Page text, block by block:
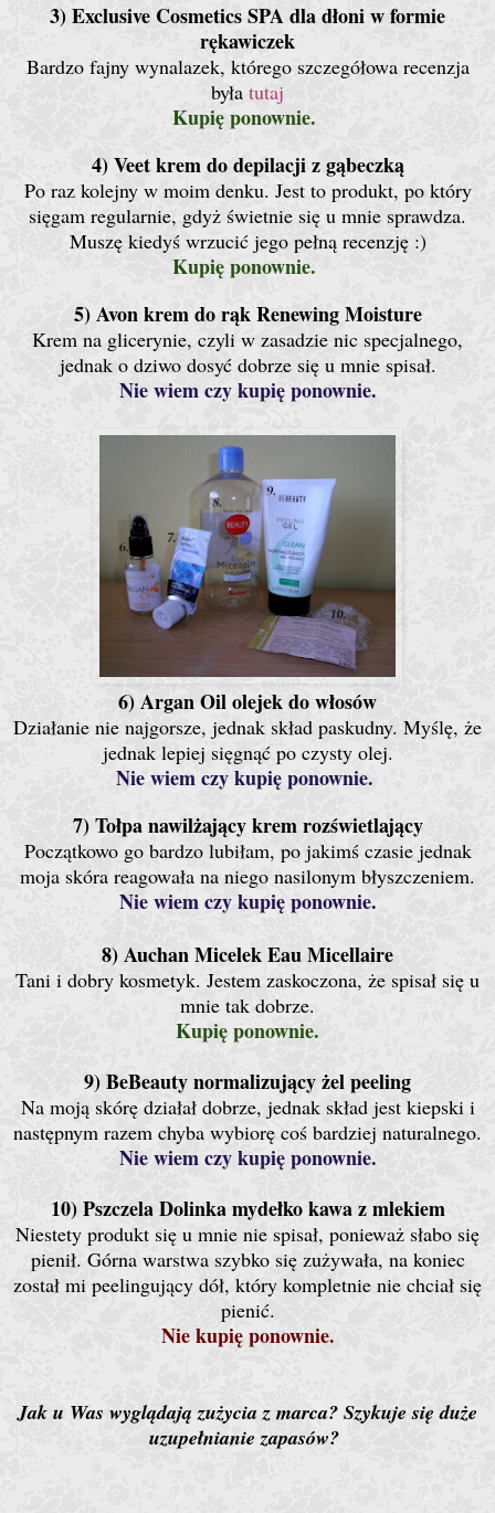
3) Exclusive Cosmetics SPA dla dłoni w formie
rękawiczek
Bardzo fajny wynalazek, którego szczegółowa recenzja
była tutaj
Kupię ponownie.
4) Veet krem do depilacji z gąbeczką
Po raz kolejny w moim denku. Jest to produkt, po który
sięgam regularnie, gdyż świetnie się u mnie sprawdza.
Muszę kiedyś wrzucić jego pełną recenzję :)
Kupię ponownie.
5) Avon krem do rąk Renewing Moisture
Krem na glicerynie, czyli w zasadzie nic specjalnego,
jednak o dziwo dosyć dobrze się u mnie spisał.
Nie wiem czy kupię ponownie.
6) Argan Oil olejek do włosów
Działanie nie najgorsze, jednak skład paskudny. Myślę, że
jednak lepiej sięgnąć po czysty olej.
Nie wiem czy kupię ponownie.
7) Tołpa nawilżający krem rozświetlający
Początkowo go bardzo lubiłam, po jakimś czasie jednak
moja skóra reagowała na niego nasilonym błyszczeniem.
Nie wiem czy kupię ponownie.
8) Auchan Micelek Eau Micellaire
Tani i dobry kosmetyk. Jestem zaskoczona, że spisał się u
mnie tak dobrze.
Kupię ponownie.
9) BeBeauty normalizujący żel peeling
Na moją skórę działał dobrze, jednak skład jest kiepski i
następnym razem chyba wybiorę coś bardziej naturalnego.
Nie wiem czy kupię ponownie.
10) Pszczela Dolinka mydełko kawa z mlekiem
Niestety produkt się u mnie nie spisał, ponieważ słabo się
pienił. Górna warstwa szybko się zużywała, na koniec
został mi peelingujący dół, który kompletnie nie chciał się
pienić.
Nie kupię ponownie.
Jak u Was wyglądają zużycia z marca? Szykuje się duże
uzupełnianie zapasów?